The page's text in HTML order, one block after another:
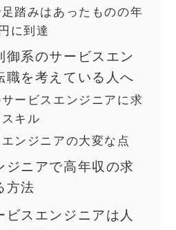
踏みはあったものの年
に到達
御系のサービスエン
職を考えている人へ
ービスエンジニアに求
キル
ンジニアの大変な点
ジニアで高年収の求
方法
ビスエンジニアは人